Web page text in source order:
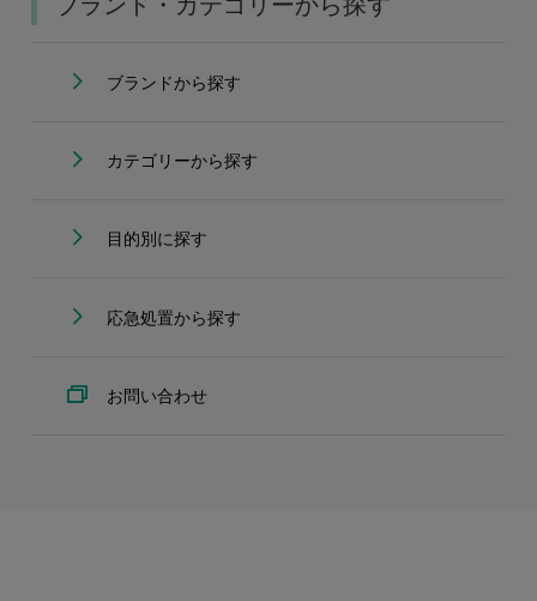
ブランド・カテゴリーから探す
ブランドから探す
カテゴリーから探す
目的別に探す
応急処置から探す
お問い合わせ